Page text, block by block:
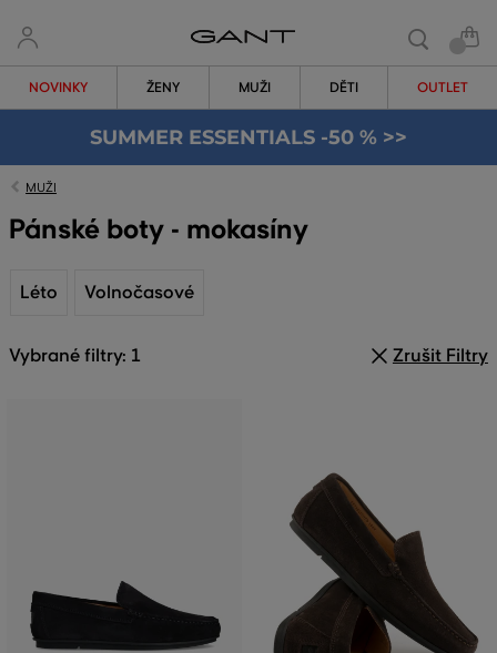
NOVINKY ŽENY MUŽI DĚTI OUTLET
SUMMER ESSENTIALS -50 % >>
MUŽI
Pánské boty - mokasíny
Léto Volnočasové
Vybrané filtry: 1 Zrušit Filtry